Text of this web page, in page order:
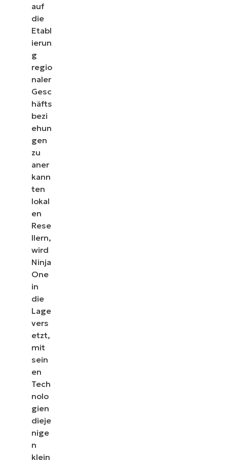
auf
die
Etabl
ierun
g
regio
naler
Gesc
häfts
bezi
ehun
gen
zu
aner
kann
ten
lokal
en
Rese
llern,
wird
Ninja
One
in
die
Lage
vers
etzt,
mit
sein
en
Tech
nolo
gien
dieje
nige
n
klein